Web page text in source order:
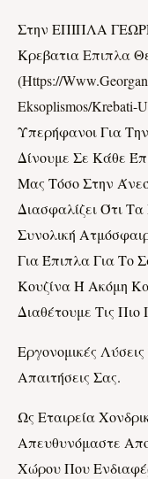
Στην ΕΠΙΠΛΑ
ΚρεβατιαΕπιπλα
(Https://
Eksoplismos/Krebati-
Υπερήφανοι Για
Δίνουμε Σε Κάθε
Μας Τόσο Στην
Διασφαλίζει Ότι
Συνολική
Για Έπιπλα Για Το
Κουζίνα Ή Ακόμη
Διαθέτουμε Τις Πιο
Εργονομικές
Απαιτήσεις Σας.
Ως Εταιρεία
Απευθυνόμαστε
Χώρου Που